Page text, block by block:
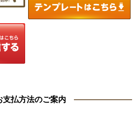
支払方法のご案内